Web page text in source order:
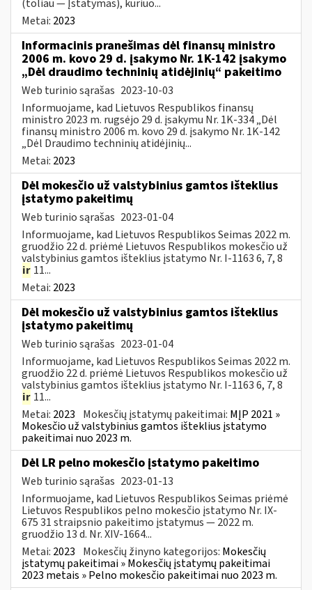
(toliau — Įstatymas), kuriuo...
Metai: 2023
Informacinis pranešimas dėl finansų ministro
2006 m. kovo 29 d. įsakymo Nr. 1K-142 įsakymo
„Dėl draudimo techninių atidėjinių“ pakeitimo
Web turinio sąrašas 2023-10-03
Informuojame, kad Lietuvos Respublikos finansų
ministro 2023 m. rugsėjo 29 d. įsakymu Nr. 1K-334 „Dėl
finansų ministro 2006 m. kovo 29 d. įsakymo Nr. 1K-142
„Dėl Draudimo techninių atidėjinių...
Metai: 2023
Dėl mokesčio už valstybinius gamtos išteklius
įstatymo pakeitimų
Web turinio sąrašas 2023-01-04
Informuojame, kad Lietuvos Respublikos Seimas 2022 m.
gruodžio 22 d. priėmė Lietuvos Respublikos mokesčio už
valstybinius gamtos išteklius įstatymo Nr. I-1163 6, 7, 8
ir 11...
Metai: 2023
Dėl mokesčio už valstybinius gamtos išteklius
įstatymo pakeitimų
Web turinio sąrašas 2023-01-04
Informuojame, kad Lietuvos Respublikos Seimas 2022 m.
gruodžio 22 d. priėmė Lietuvos Respublikos mokesčio už
valstybinius gamtos išteklius įstatymo Nr. I-1163 6, 7, 8
ir 11...
Metai: 2023 Mokesčių įstatymų pakeitimai: MĮP 2021 »
Mokesčio už valstybinius gamtos išteklius įstatymo
pakeitimai nuo 2023 m.
Dėl LR pelno mokesčio įstatymo pakeitimo
Web turinio sąrašas 2023-01-13
Informuojame, kad Lietuvos Respublikos Seimas priėmė
Lietuvos Respublikos pelno mokesčio įstatymo Nr. IX-
675 31 straipsnio pakeitimo įstatymus — 2022 m.
gruodžio 13 d. Nr. XIV-1664...
Metai: 2023 Mokesčių žinyno kategorijos: Mokesčių
įstatymų pakeitimai » Mokesčių įstatymų pakeitimai
2023 metais » Pelno mokesčio pakeitimai nuo 2023 m.